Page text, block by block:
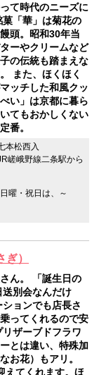
て時代のニーズに
「華」は菊花の
頭。昭和30年当
ーやクリームなど
の伝統も踏まえな
また、ほくほく
ッチした和風クッ
い」は京都に暮ら
てもおかしくない
番。
本松西入
嵯峨野線二条駅から
曜・祝日は、～
）
ん。 「誕生日の
別会なんだけ
ョンでも店長さ
ってくれるので安
ザーブドフラワ
とは違い、特殊加
お花）もアリ。
えてくれます。ほ